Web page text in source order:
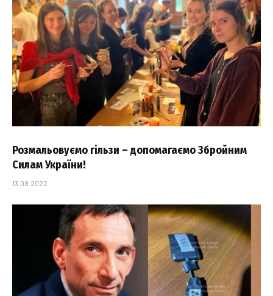
Розмальовуємо гільзи – допомагаємо Збройним
Силам України!
13.08.2022